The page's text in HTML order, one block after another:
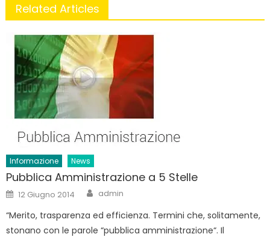
Related Articles
Informazione News
Pubblica Amministrazione a 5 Stelle
Posted
on
12 Giugno 2014 Author
admin
“Merito, trasparenza ed efficienza. Termini che, solitamente,
stonano con le parole “pubblica amministrazione“. Il